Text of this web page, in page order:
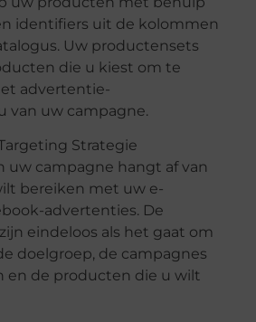
identifiers uit de kolommen
Uw productensets
die u kiest om te
advertentie-
van uw campagne.
Strategie
uw campagne hangt af van
bereiken met uw e-
advertenties. De
eindeloos als het gaat om
doelgroep, de campagnes
en de producten die u wilt